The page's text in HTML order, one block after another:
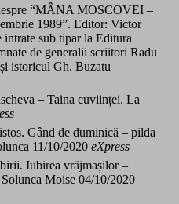
“MÂNA MOSCOVEI –
1989”. Editor: Victor
sub tipar la Editura
de generalii scriitori Radu
istoricul Gh. Buzatu
– Taina cuviinței. La
Gând de duminică – pilda
11/10/2020 eXpress
Iubirea vrăjmașilor –
Moise 04/10/2020